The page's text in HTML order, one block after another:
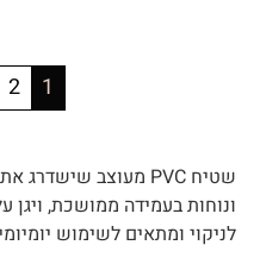
1
2
שטיח PVC
מעוצב שישדרג
ונוחות בעמידה ממושכת,
לניקוי ומתאים לשימוש